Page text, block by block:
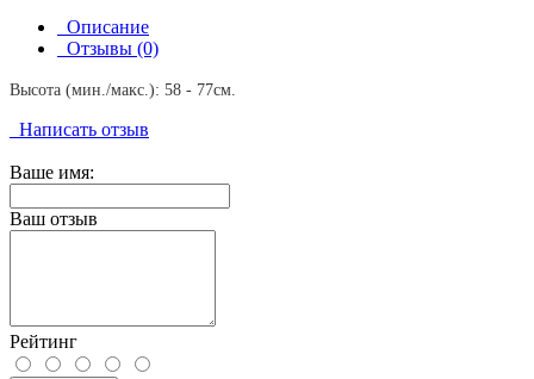
Описание
Отзывы (0)
Высота (мин./макс.): 58 - 77см.
Написать отзыв
Ваше имя:
Ваш отзыв
Рейтинг